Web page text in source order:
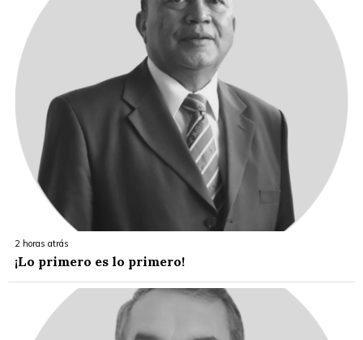
2 horas atrás
¡Lo primero es lo primero!